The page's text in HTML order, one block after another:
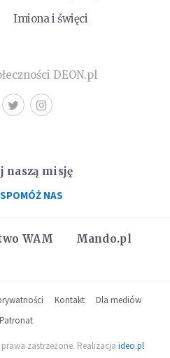
Imiona i święci
DEON.pl
WAM
Mando.pl
naszą misję
NAS
Kontakt
Dla mediów
Patronat
zastrzeżone. Realizacja ideo.pl